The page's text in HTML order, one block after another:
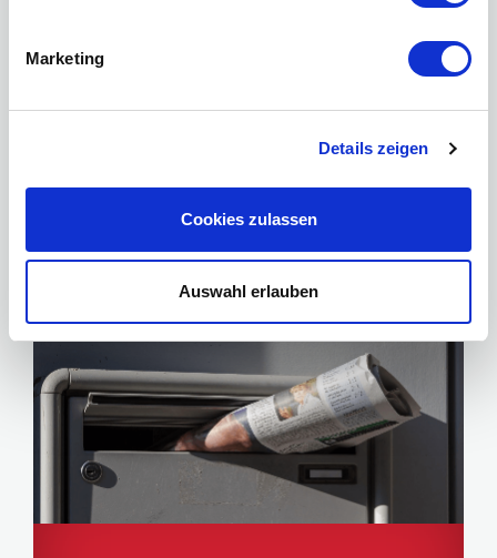
Marketing
Details zeigen
Cookies zulassen
Auswahl erlauben